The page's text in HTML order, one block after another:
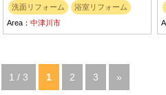
洗面リフォーム
浴室リフォーム
Area：中津川市
1 / 3 1 2 3 »